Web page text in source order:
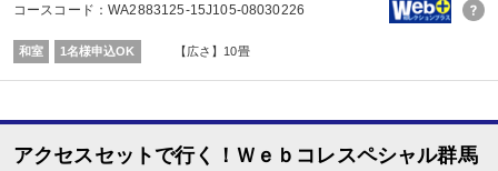
■夕食
場所:
その他（ダイニングホール）
内容:
■朝食
その他（ダイニングホール）
コースコード：WA2883125-15J105-08030226
和室 1名様申込OK 【広さ】10畳
アクセスセットで行く！Ｗｅｂコレスペシャル群馬